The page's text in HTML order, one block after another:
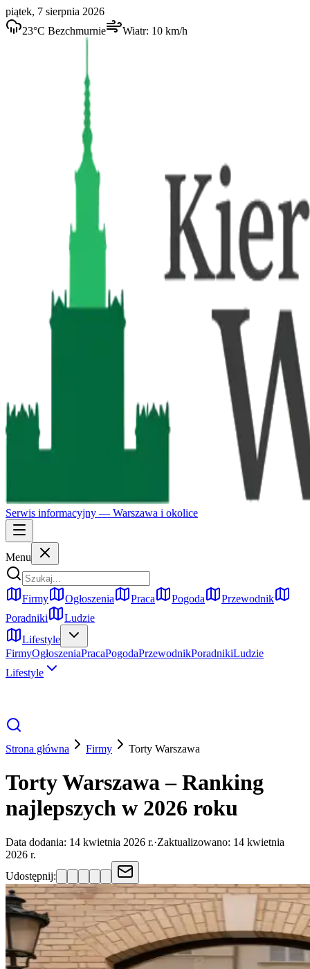
piątek, 7 sierpnia 2026
23°C Bezchmurnie Wiatr: 10 km/h
Serwis informacyjny — Warszawa i okolice
Menu
Firmy Ogłoszenia Praca Pogoda
Przewodnik
Poradniki
Ludzie
Lifestyle
FirmyOgłoszeniaPracaPogodaPrzewodnikPoradnikiLudzie
Lifestyle
Strona główna Firmy Torty Warszawa
Torty Warszawa – Ranking
najlepszych w 2026 roku
Data dodania: 14 kwietnia 2026 r.·Zaktualizowano: 14 kwietnia
2026 r.
Udostępnij: